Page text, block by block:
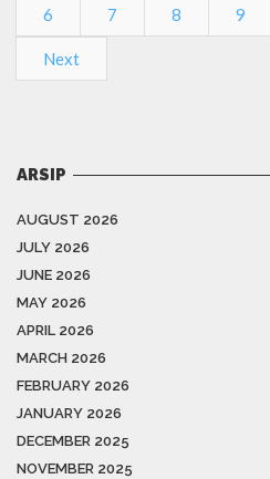
6 7 8 9
Next
ARSIP
AUGUST 2026
JULY 2026
JUNE 2026
MAY 2026
APRIL 2026
MARCH 2026
FEBRUARY 2026
JANUARY 2026
DECEMBER 2025
NOVEMBER 2025